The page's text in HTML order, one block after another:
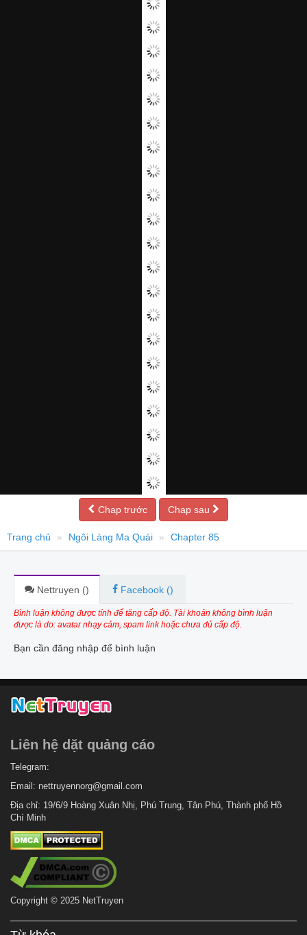
Chap trước Chap sau
Trang chủ Ngôi Làng Ma Quái Chapter 85
Nettruyen () Facebook ()
Bình luận không được tính để tăng cấp độ. Tài khoản không bình luận
được là do: avatar nhạy cảm, spam link hoặc chưa đủ cấp độ.
Bạn cần đăng nhập để bình luận
Liên hệ dặt quảng cáo
Telegram:
Email: nettruyennorg@gmail.com
Địa chỉ: 19/6/9 Hoàng Xuân Nhị, Phú Trung, Tân Phú, Thành phố Hồ
Chí Minh
Copyright © 2025 NetTruyen